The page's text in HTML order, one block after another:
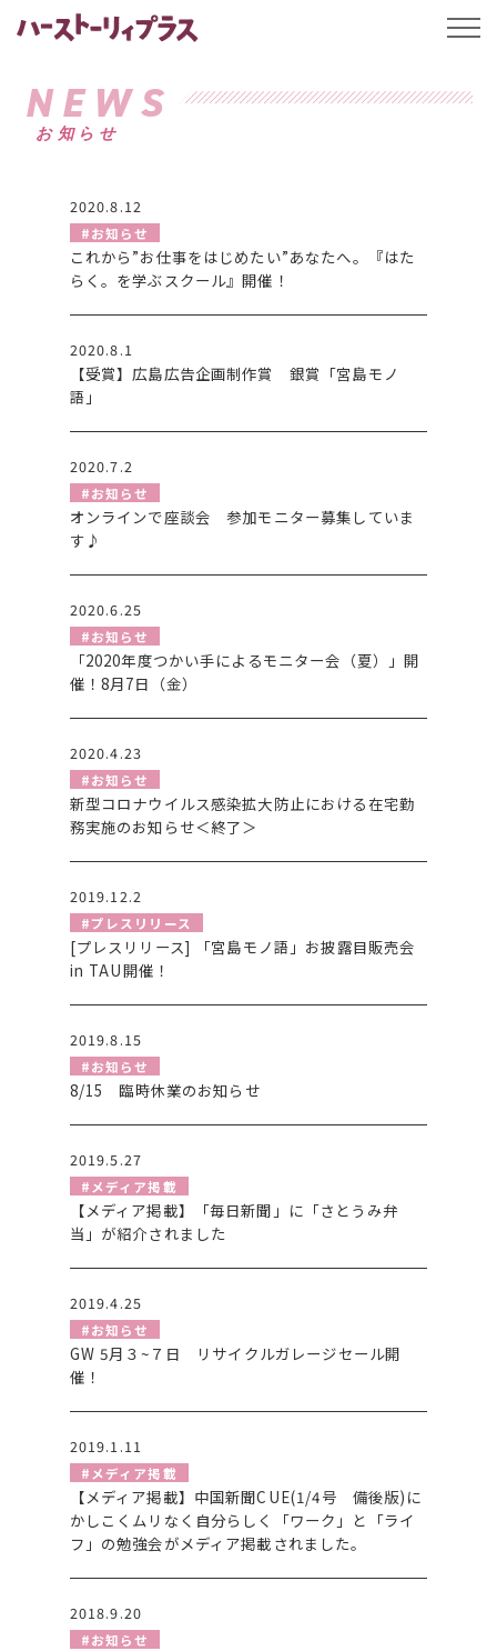
ハーストーリィプ
NEWS
お知らせ
2020.8.12
#お知らせ
これから”お仕事をはじめたい”あなたへ。『はた
らく。を学ぶスクール』開催！
2020.8.1
【受賞】広島広告企画制作賞 銀賞「宮島モノ
語」
2020.7.2
#お知らせ
オンラインで座談会 参加モニター募集していま
す♪
2020.6.25
#お知らせ
「2020年度つかい手によるモニター会（夏）」開
催！8月7日（金）
2020.4.23
#お知らせ
新型コロナウイルス感染拡大防止における在宅勤
務実施のお知らせ＜終了＞
2019.12.2
#プレスリリース
[プレスリリース] 「宮島モノ語」お披露目販売会
in TAU開催！
2019.8.15
#お知らせ
8/15 臨時休業のお知らせ
2019.5.27
#メディア掲載
【メディア掲載】「毎日新聞」に「さとうみ弁
当」が紹介されました
2019.4.25
#お知らせ
GW 5月３~７日 リサイクルガレージセール開
催！
2019.1.11
#メディア掲載
【メディア掲載】中国新聞CUE(1/4号 備後版)に
かしこくムリなく自分らしく「ワーク」と「ライ
フ」の勉強会がメディア掲載されました。
2018.9.20
#お知らせ
t
l